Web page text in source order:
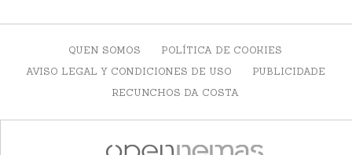
QUEN SOMOS
POLÍTICA DE COOKIES
AVISO LEGAL Y CONDICIONES DE USO
PUBLICIDADE
RECUNCHOS DA COSTA